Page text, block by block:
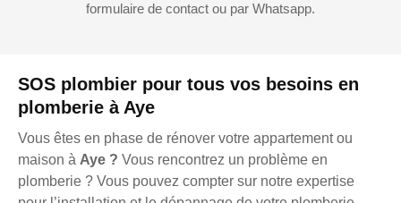
SOS plombier pour tous vos besoins en
plomberie à Aye
Vous êtes en phase de rénover votre appartement ou
maison à Aye ? Vous rencontrez un problème en
plomberie ? Vous pouvez compter sur notre expertise
formulaire de contact ou par Whatsapp.